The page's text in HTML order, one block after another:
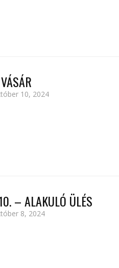
10, 2024
– ALAKULÓ ÜLÉS
8, 2024